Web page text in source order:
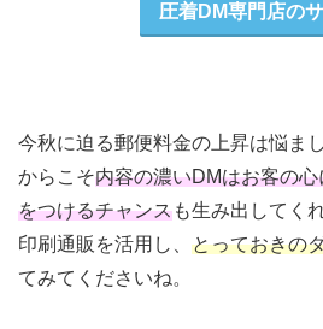
圧着DM専門店の
今秋に迫る郵便料金の上昇は悩ま
からこそ内容の濃いDMはお客の
をつけるチャンスも生み出してく
印刷通販を活用し、 とっておきの
てみてくださいね。